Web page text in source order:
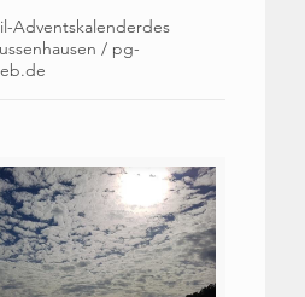
Adventskalenderdes
/ pg-